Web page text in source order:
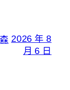
2026 年 8
月 6 日